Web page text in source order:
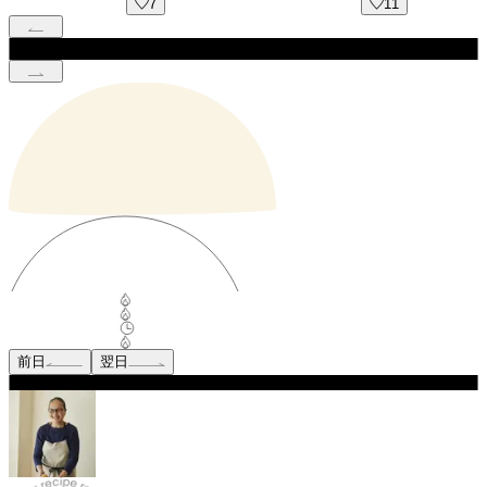
7 11
前日 翌日